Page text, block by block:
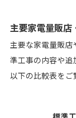
主要家電量販
主要な家電量販
準工事の内容や追
以下の比較表をご